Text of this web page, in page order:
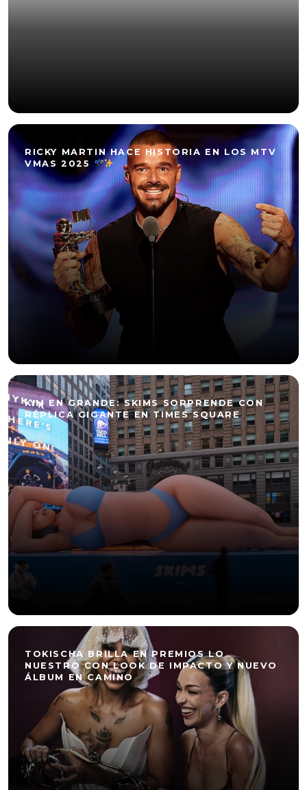
RICKY MARTIN HACE HISTORIA EN LOS MTV
VMAS 2025
KIM EN GRANDE: SKIMS SORPRENDE CON
RÉPLICA GIGANTE EN TIMES SQUARE
TOKISCHA BRILLA EN PREMIOS LO
NUESTRO CON LOOK DE IMPACTO Y NUEVO
ÁLBUM EN CAMINO